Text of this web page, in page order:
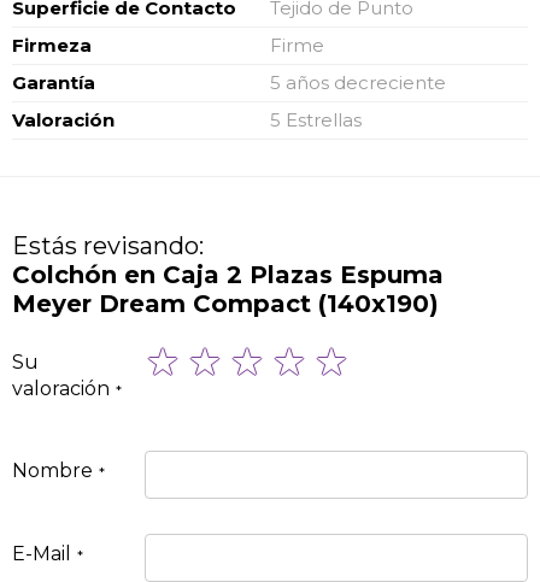
Firmeza
Firme
Garantía
5 años decreciente
Valoración
5 Estrellas
Estás revisando:
Colchón en Caja 2 Plazas Espuma
Meyer Dream Compact (140x190)
Su
valoración
star
stars
stars
stars
stars
Nombre
E-Mail